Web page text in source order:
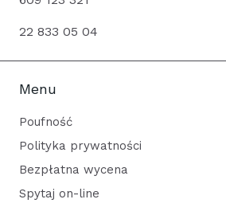
22 833 05 04
Menu
Poufność
Polityka prywatności
Bezpłatna wycena
Spytaj on-line